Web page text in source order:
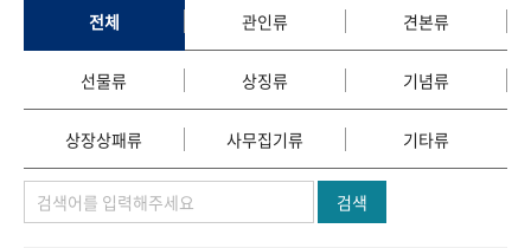
정책과 연구 키워드로 보는 연구 역사
연구자들
간행물 변천사
기록물 아카이브
사진 아카이브 문서 기록물 행정박물 영상 기록물
전체 관인류 견본류
선물류 상징류 기념류
상장상패류 사무집기류 기타류
검색